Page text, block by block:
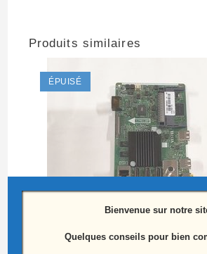
Produits similaires
ÉPUISÉ
Bienvenue sur notre
Quelques conseils pour bien